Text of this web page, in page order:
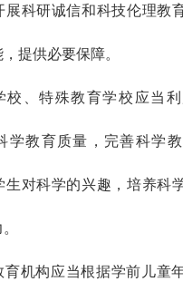
展科研诚信和科技伦理教
提供必要保障。
校、特殊教育学校应当
学教育质量，完善科学
生对科学的兴趣，培养科
育机构应当根据学前儿童